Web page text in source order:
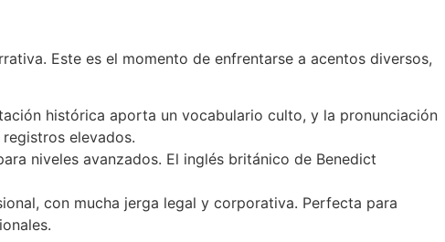
Este es el momento de enfrentarse a acentos diversos,
histórica aporta un vocabulario culto, y la pronunciación
elevados.
niveles avanzados. El inglés británico de Benedict
con mucha jerga legal y corporativa. Perfecta para